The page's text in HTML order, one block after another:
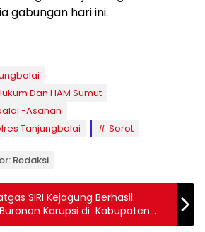
gabungan hari ini.
Dan HAM Sumut
-Asahan
Tanjungbalai
Sorot
Redaksi
SIRI Kejagung Berhasil
Korupsi di Kabupaten
sumut